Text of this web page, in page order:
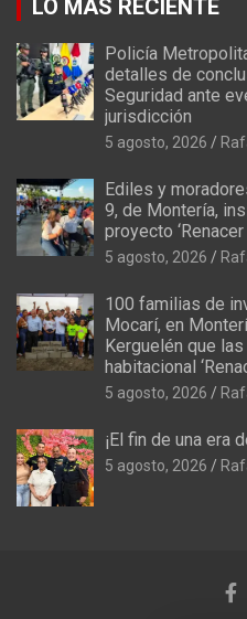
LO MÁS RECIENTE
Policía
detalles de
Seguridad ante
jurisdicción
5 agosto, 2026
Ediles y
9, de Montería,
proyecto
5 agosto, 2026
100 familias de
Mocarí, en
Kerguelén que
habitacional
5 agosto, 2026
¡El fin de una era
5 agosto, 2026